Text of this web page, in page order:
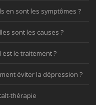
en sont les symptômes ?
sont les causes ?
est le traitement ?
éviter la dépression ?
thérapie